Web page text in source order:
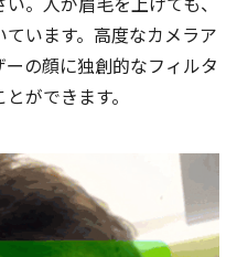
います。高度なカメラア
の顔に独創的なフィルタ
ができます。